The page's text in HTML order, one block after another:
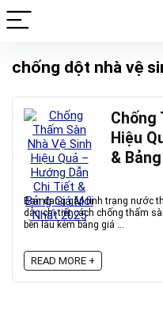
chống dột nhà vệ
Chống
Hiệu
&
Bạn đang gặp tình trạng nước
dẫn chi tiết cách chống thấm
bền lâu kèm bảng giá ...
READ MORE +